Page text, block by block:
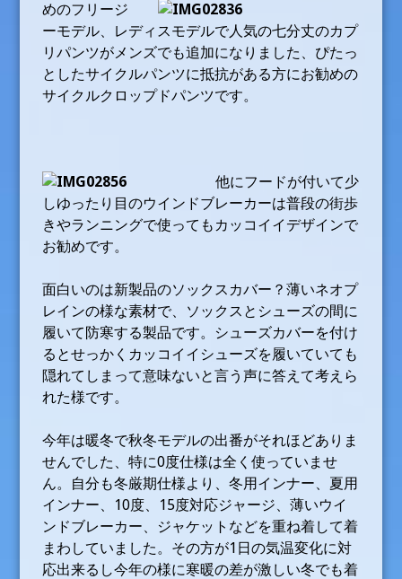
めのフリージ
ーモデル、レディスモデルで人気の七分丈のカプ
リパンツがメンズでも追加になりました、ぴたっ
としたサイクルパンツに抵抗がある方にお勧めの
サイクルクロップドパンツです。
他にフードが付いて少
しゆったり目のウインドブレーカーは普段の街歩
きやランニングで使ってもカッコイイデザインで
お勧めです。
面白いのは新製品のソックスカバー？薄いネオプ
レインの様な素材で、ソックスとシューズの間に
履いて防寒する製品です。シューズカバーを付け
るとせっかくカッコイイシューズを履いていても
隠れてしまって意味ないと言う声に答えて考えら
れた様です。
今年は暖冬で秋冬モデルの出番がそれほどありま
せんでした、特に0度仕様は全く使っていませ
ん。自分も冬厳期仕様より、冬用インナー、夏用
インナー、10度、15度対応ジャージ、薄いウイ
ンドブレーカー、ジャケットなどを重ね着して着
まわしていました。その方が1日の気温変化に対
応出来るし今年の様に寒暖の差が激しい冬でも着